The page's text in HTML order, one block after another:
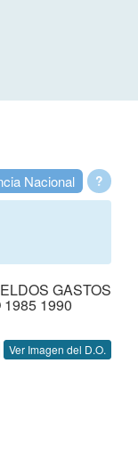
?
Nacional
GASTOS
1990
Ver Imagen del D.O.